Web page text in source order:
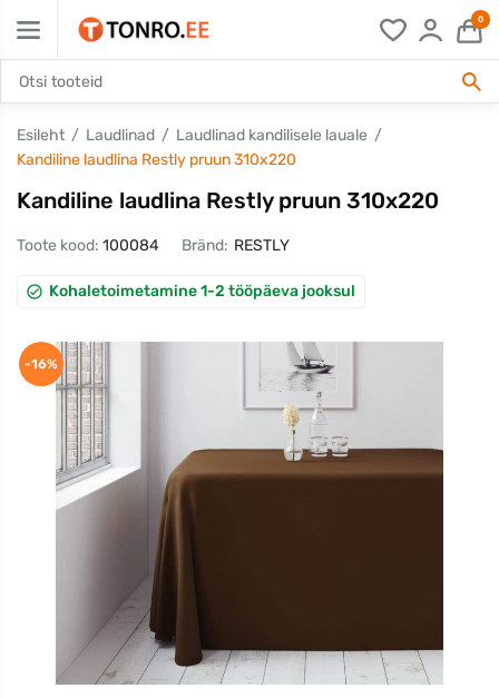
0
Esileht Laudlinad
Laudlinad kandilisele lauale
Kandiline laudlina Restly pruun 310x220
Kandiline laudlina Restly pruun 310x220
Toote kood: 100084 Bränd: RESTLY
Kohaletoimetamine 1-2 tööpäeva jooksul
-16%